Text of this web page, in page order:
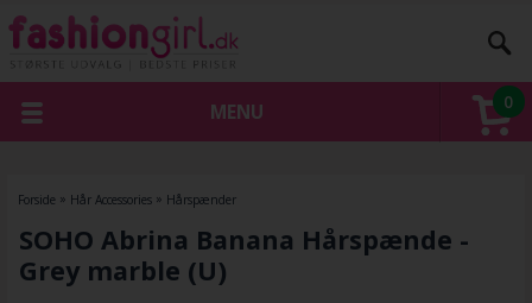
0
MENU
Forside » Hår Accessories» Hårspænder
SOHO Abrina Banana Hårspænde -
Grey marble (U)